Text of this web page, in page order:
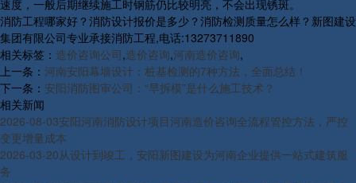
速度，一般后期继续施工时钢筋仍比较明亮，不会出现锈斑。
消防工程哪家好？消防设计报价是多少？消防检测质量怎么样？新图建设
集团有限公司专业承接消防工程,电话:13273711890
相关标签： 造价咨询公司,造价咨询,河南造价咨询,
上一条： 河南安阳幕墙设计：桩基检测的7种方法，全面总结！
下一条： 安阳消防图审公司：“早拆模”是什么施工技术？
相关新闻
2026-08-03安阳河南消防设计项目河南造价咨询全流程管控方法，严控
变更增量成本
2026-03-20从设计到竣工，安阳新图建设为河南企业提供一站式建筑服
务